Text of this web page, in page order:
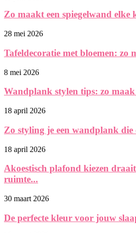
Zo maakt een spiegelwand elke
28 mei 2026
Tafeldecoratie met bloemen: zo
8 mei 2026
Wandplank stylen tips: zo maak
18 april 2026
Zo styling je een wandplank die
18 april 2026
Akoestisch plafond kiezen
ruimte...
30 maart 2026
De perfecte kleur voor jouw